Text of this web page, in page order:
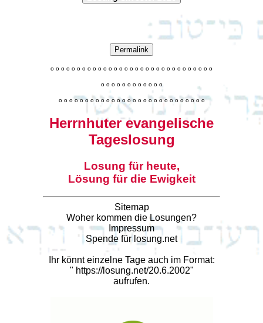
Permalink
o o o o o o o o o o o o o o o o o o o o o o o o o o o o o o o
o o o o o o o o o o o o
o o o o o o o o o o o o o o o o o o o o o o o o o o o o
Herrnhuter evangelische
Tageslosung
Losung für heute,
Lösung für die Ewigkeit
Sitemap
Woher kommen die Losungen?
Impressum
Spende für losung.net
Ihr könnt einzelne Tage auch im Format:
" https://losung.net/20.6.2002"
aufrufen.